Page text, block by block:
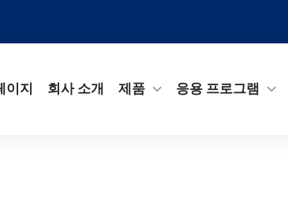
이지 회사 소개 제품 응용 프로그램